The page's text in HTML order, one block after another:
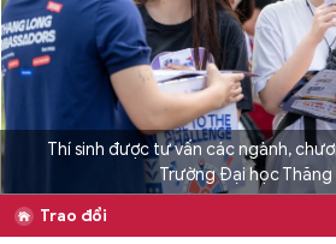
Thí sinh được tư vấn các ngành,
Trường Đại học Thăng
Trao đổi